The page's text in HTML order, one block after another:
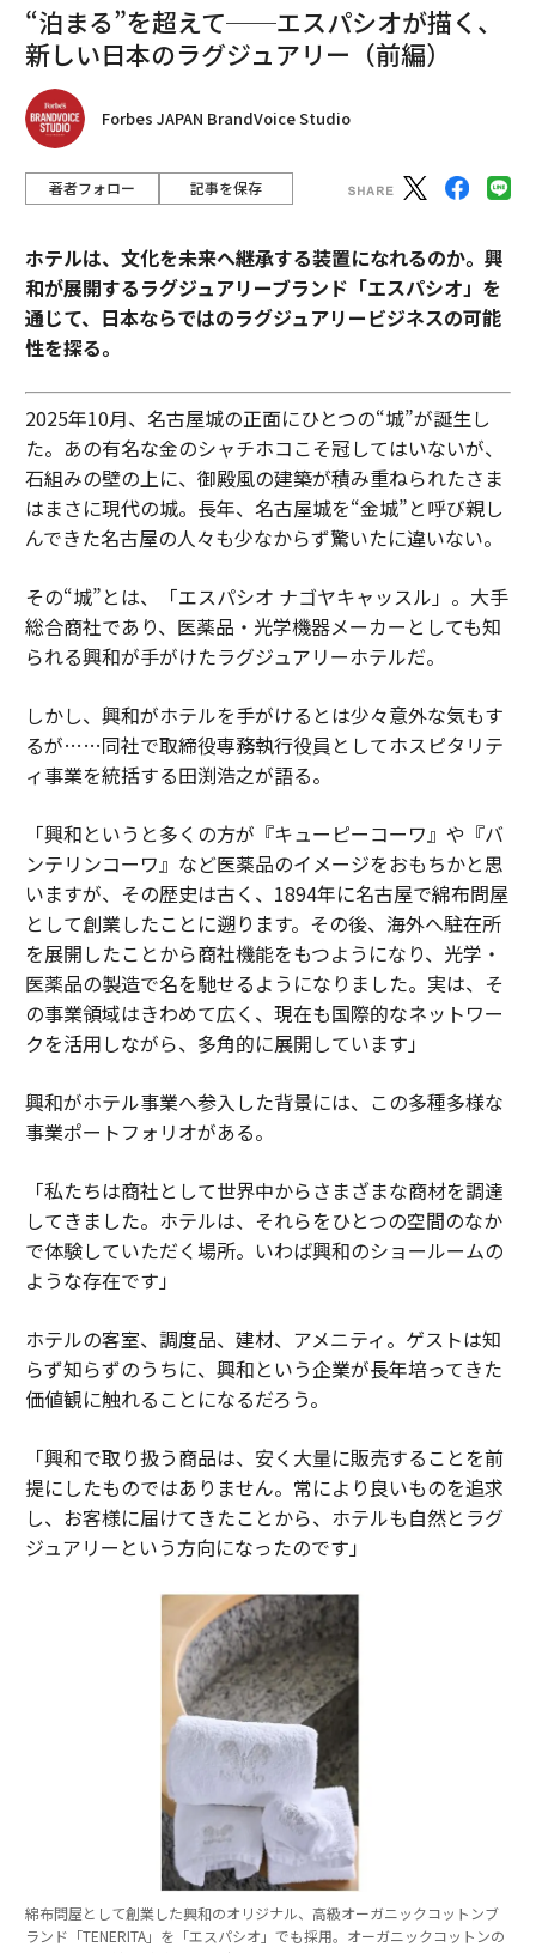
“泊まる”を超えて──エスパシオが描く、
新しい日本のラグジュアリー（前編）
Forbes JAPAN BrandVoice Studio
著者フォロー 記事を保存
ホテルは、文化を未来へ継承する装置になれるのか。興
和が展開するラグジュアリーブランド「エスパシオ」を
通じて、日本ならではのラグジュアリービジネスの可能
性を探る。
2025年10月、名古屋城の正面にひとつの“城”が誕生し
た。あの有名な金のシャチホコこそ冠してはいないが、
石組みの壁の上に、御殿風の建築が積み重ねられたさま
はまさに現代の城。長年、名古屋城を“金城”と呼び親し
んできた名古屋の人々も少なからず驚いたに違いない。
その“城”とは、「エスパシオ ナゴヤキャッスル」。大手
総合商社であり、医薬品・光学機器メーカーとしても知
られる興和が手がけたラグジュアリーホテルだ。
しかし、興和がホテルを手がけるとは少々意外な気もす
るが……同社で取締役専務執行役員としてホスピタリテ
ィ事業を統括する田渕浩之が語る。
「興和というと多くの方が『キューピーコーワ』や『バ
ンテリンコーワ』など医薬品のイメージをおもちかと思
いますが、その歴史は古く、1894年に名古屋で綿布問屋
として創業したことに遡ります。その後、海外へ駐在所
を展開したことから商社機能をもつようになり、光学・
医薬品の製造で名を馳せるようになりました。実は、そ
の事業領域はきわめて広く、現在も国際的なネットワー
クを活用しながら、多角的に展開しています」
興和がホテル事業へ参入した背景には、この多種多様な
事業ポートフォリオがある。
「私たちは商社として世界中からさまざまな商材を調達
してきました。ホテルは、それらをひとつの空間のなか
で体験していただく場所。いわば興和のショールームの
ような存在です」
ホテルの客室、調度品、建材、アメニティ。ゲストは知
らず知らずのうちに、興和という企業が長年培ってきた
価値観に触れることになるだろう。
「興和で取り扱う商品は、安く大量に販売することを前
提にしたものではありません。常により良いものを追求
し、お客様に届けてきたことから、ホテルも自然とラグ
ジュアリーという方向になったのです」
綿布問屋として創業した興和のオリジナル、高級オーガニックコットンブ
ランド「TENERITA」を「エスパシオ」でも採用。オーガニックコットンの